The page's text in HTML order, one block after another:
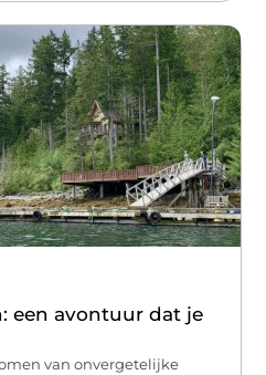
een avontuur dat je
van onvergetelijke